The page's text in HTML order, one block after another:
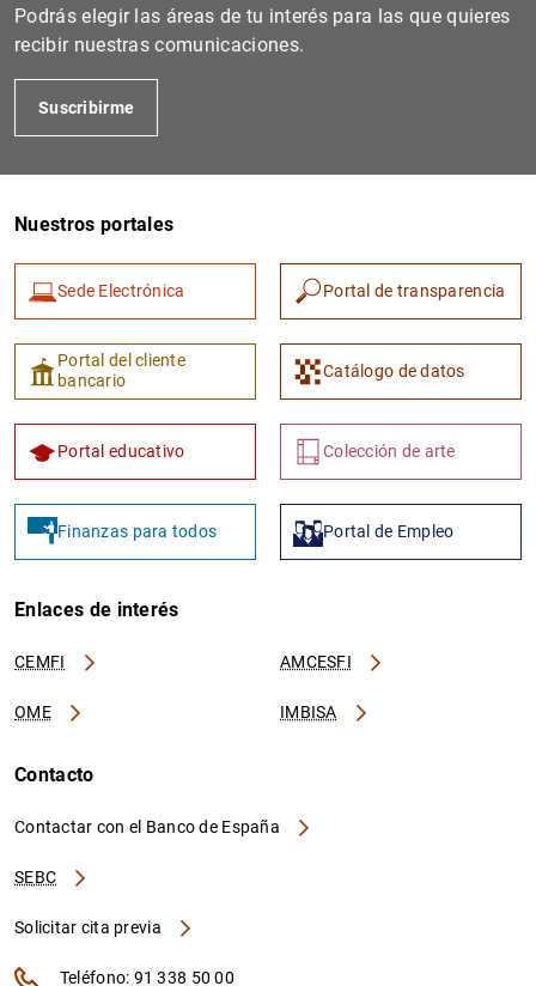
Podrás elegir las áreas de tu interés para las que quieres
recibir nuestras comunicaciones.
Suscribirme
Nuestros portales
Sede Electrónica Portal de transparencia
Portal del cliente
bancario
Catálogo de datos
Portal educativo Colección de arte
Finanzas para todos Portal de Empleo
Enlaces de interés
CEMFI AMCESFI
OME IMBISA
Contacto
Contactar con el Banco de España
SEBC
Solicitar cita previa
Teléfono: 91 338 50 00